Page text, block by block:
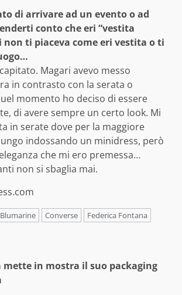
di arrivare ad un evento o ad
conto che eri “vestita
non ti piaceva come eri vestita o ti
Magari avevo messo
in contrasto con la serata o
momento ho deciso di essere
di avere sempre un certo look. Mi
in serate dove per la maggiore
indossando un minidress, però
che mi ero premessa…
non si sbaglia mai.
Blumarine Converse
Federica Fontana
mette in mostra il suo packaging